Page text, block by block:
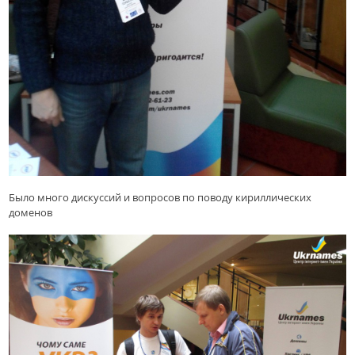
Было много дискуссий и вопросов по поводу кириллических
доменов